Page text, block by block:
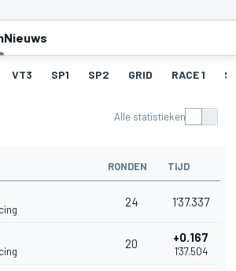
Nieuws
VT3 SP1 SP2 GRID RACE 1
Alle statistieken
RONDEN TIJD
24 1'37.337
20 +0.167
1'37.504